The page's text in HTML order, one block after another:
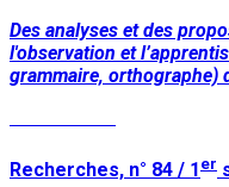
Des analyses et des
l'observation et
grammaire, orthographe)
Recherches, n° 84 / 1 er